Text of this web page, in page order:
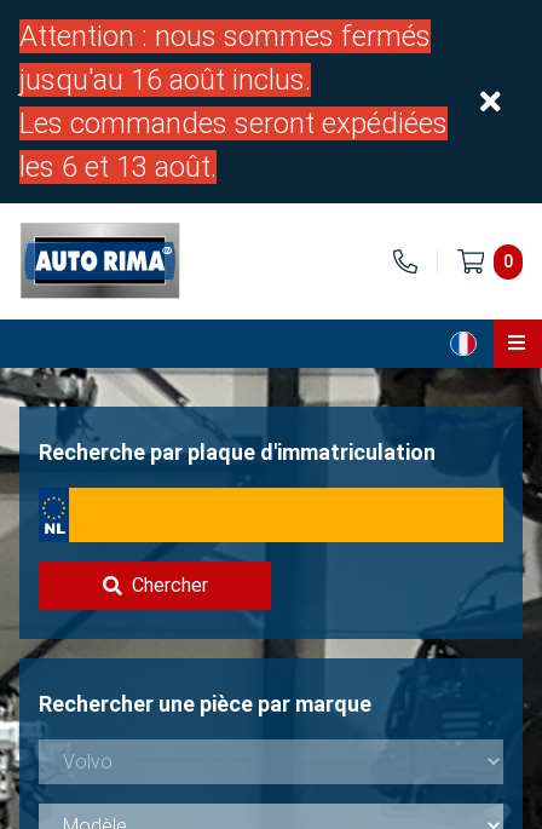
Attention : nous sommes fermés
jusqu'au 16 août inclus.
Les commandes seront expédiées
les 6 et 13 août.
0
Page d'accueil
À propos de nous
Vendre une Volvo?
Non trouvée?
Recherche par plaque d'immatriculation
Chercher
Rechercher une pièce par marque